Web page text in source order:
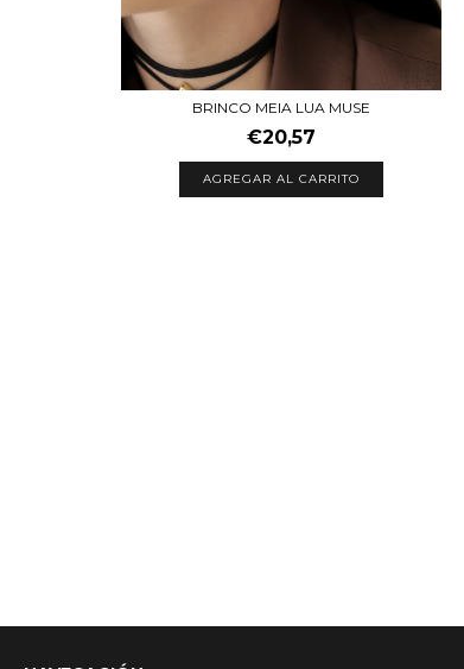
BRINCO MEIA LUA MUSE
€20,57
AGREGAR AL CARRITO